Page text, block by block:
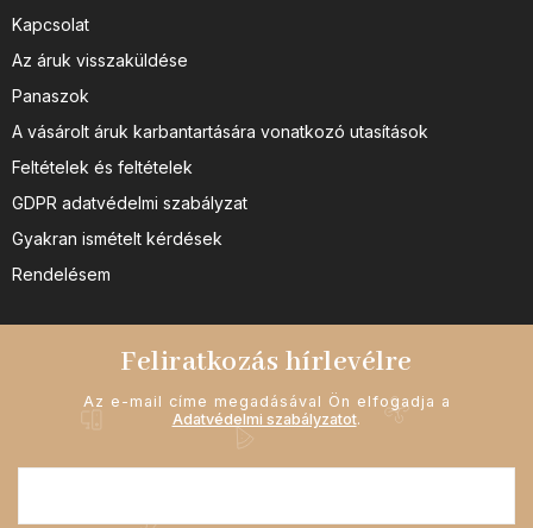
Kapcsolat
Az áruk visszaküldése
Panaszok
A vásárolt áruk karbantartására vonatkozó utasítások
Feltételek és feltételek
GDPR adatvédelmi szabályzat
Gyakran ismételt kérdések
Rendelésem
Feliratkozás hírlevélre
Az e-mail címe megadásával Ön elfogadja a
Adatvédelmi szabályzatot.